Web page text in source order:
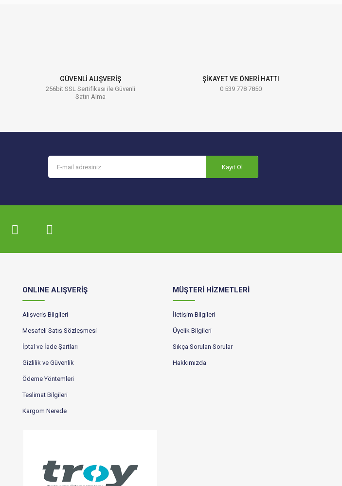
GÜVENLİ ALIŞVERİŞ
256bit SSL Sertifikası ile Güvenli
Satın Alma
ŞİKAYET VE ÖNERİ HATTI
0 539 778 7850
Kayıt Ol
ONLINE ALIŞVERİŞ
Alışveriş Bilgileri
Mesafeli Satış Sözleşmesi
İptal ve İade Şartları
Gizlilik ve Güvenlik
Ödeme Yöntemleri
Teslimat Bilgileri
Kargom Nerede
MÜŞTERİ HİZMETLERİ
İletişim Bilgileri
Üyelik Bilgileri
Sıkça Sorulan Sorular
Hakkımızda